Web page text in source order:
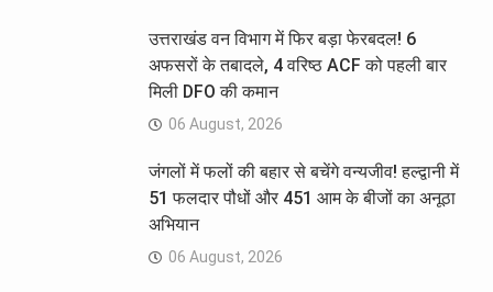
उत्तराखंड वन विभाग में फिर बड़ा फेरबदल! 6
अफसरों के तबादले, 4 वरिष्ठ ACF को पहली बार
मिली DFO की कमान
06 August, 2026
जंगलों में फलों की बहार से बचेंगे वन्यजीव! हल्द्वानी में
51 फलदार पौधों और 451 आम के बीजों का अनूठा
अभियान
06 August, 2026